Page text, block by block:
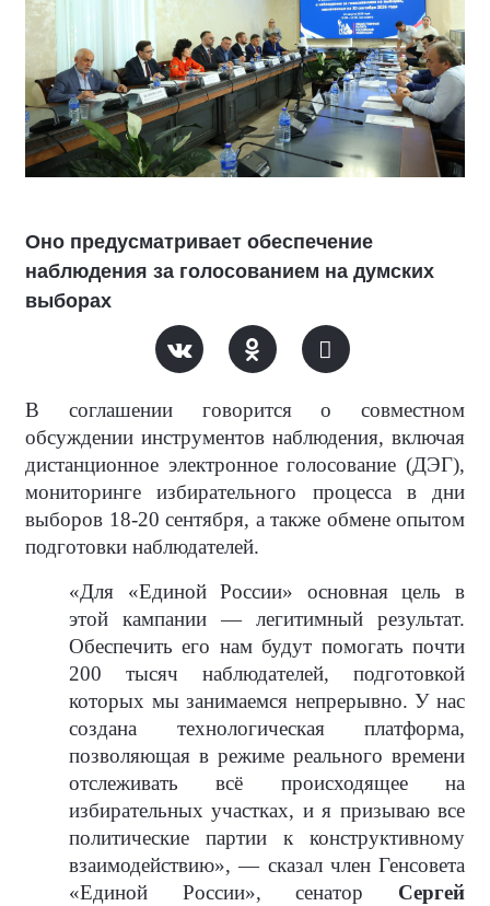
Оно предусматривает обеспечение
наблюдения за голосованием на думских
выборах
В соглашении говорится о совместном
обсуждении инструментов наблюдения, включая
дистанционное электронное голосование (ДЭГ),
мониторинге избирательного процесса в дни
выборов 18-20 сентября, а также обмене опытом
подготовки наблюдателей.
«Для «Единой России» основная цель в
этой кампании — легитимный результат.
Обеспечить его нам будут помогать почти
200 тысяч наблюдателей, подготовкой
которых мы занимаемся непрерывно. У нас
создана технологическая платформа,
позволяющая в режиме реального времени
отслеживать всё происходящее на
избирательных участках, и я призываю все
политические партии к конструктивному
взаимодействию», — сказал член Генсовета
«Единой России», сенатор Сергей